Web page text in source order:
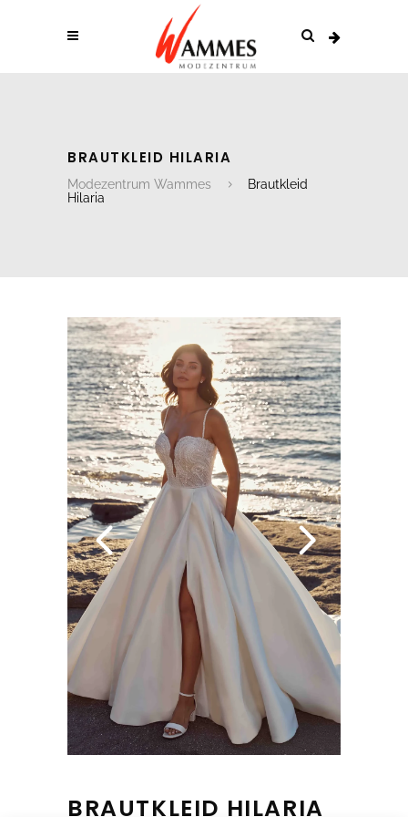
BRAUTKLEID HILARIA
Modezentrum Wammes
Brautkleid
Hilaria
BRAUTKLEID HILARIA